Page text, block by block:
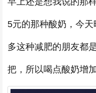
5元的那种酸奶，今
多这种减肥的朋友都
把，所以喝点酸奶增